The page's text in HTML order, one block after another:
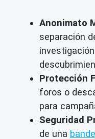
Anonimato
separación
Protección
foros o
para
Seguridad
de una